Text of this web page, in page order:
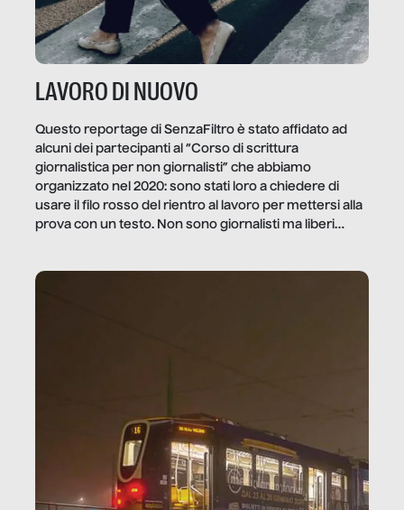
LAVORO DI NUOVO
Questo reportage di SenzaFiltro è stato affidato ad
alcuni dei partecipanti al “Corso di scrittura
giornalistica per non giornalisti” che abbiamo
organizzato nel 2020: sono stati loro a chiedere di
usare il filo rosso del rientro al lavoro per mettersi alla
prova con un testo. Non sono giornalisti ma liberi